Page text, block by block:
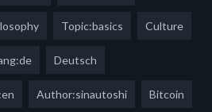
Topic:basics Culture
Deutsch
Author:sinautoshi Bitcoin